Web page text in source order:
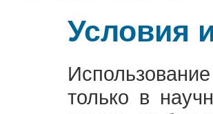
Условия
только в